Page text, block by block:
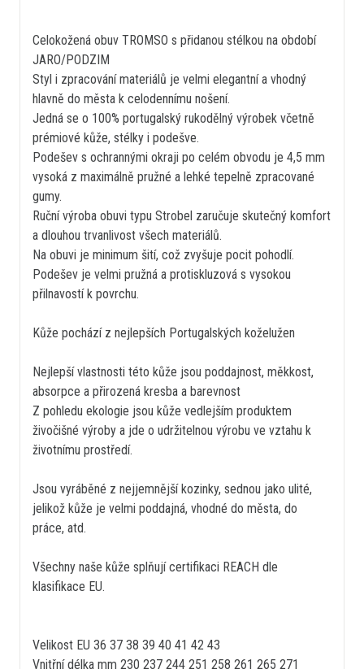
Celokožená obuv TROMSO s přidanou stélkou na období
JARO/PODZIM
Styl i zpracování materiálů je velmi elegantní a vhodný
hlavně do města k celodennímu nošení.
Jedná se o 100% portugalský rukodělný výrobek včetně
prémiové kůže, stélky i podešve.
Podešev s ochrannými okraji po celém obvodu je 4,5 mm
vysoká z maximálně pružné a lehké tepelně zpracované
gumy.
Ruční výroba obuvi typu Strobel zaručuje skutečný komfort
a dlouhou trvanlivost všech materiálů.
Na obuvi je minimum šití, což zvyšuje pocit pohodlí.
Podešev je velmi pružná a protiskluzová s vysokou
přilnavostí k povrchu.
Kůže pochází z nejlepších Portugalských koželužen
Nejlepší vlastnosti této kůže jsou poddajnost, měkkost,
absorpce a přirozená kresba a barevnost
Z pohledu ekologie jsou kůže vedlejším produktem
živočišné výroby a jde o udržitelnou výrobu ve vztahu k
životnímu prostředí.
Jsou vyráběné z nejjemnější kozinky, sednou jako ulité,
jelikož kůže je velmi poddajná, vhodné do města, do
práce, atd.
Všechny naše kůže splňují certifikaci REACH dle
klasifikace EU.
Velikost EU 36 37 38 39 40 41 42 43
Vnitřní délka mm 230 237 244 251 258 261 265 271